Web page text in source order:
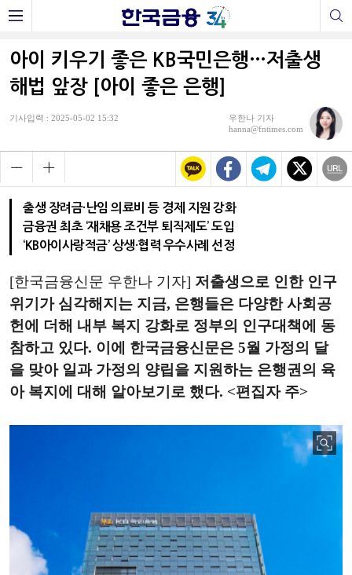
아이 키우기 좋은 KB국민은행…저출생
해법 앞장 [아이 좋은 은행]
기사입력 : 2025-05-02 15:32
우한나 기자
hanna@fntimes.com
출생 장려금·난임 의료비 등 경제 지원 강화
금융권 최초 ‘재채용 조건부 퇴직제도’ 도입
‘KB아이사랑적금’ 상생·협력 우수사례 선정
[한국금융신문 우한나 기자] 저출생으로 인한 인구
위기가 심각해지는 지금, 은행들은 다양한 사회공
헌에 더해 내부 복지 강화로 정부의 인구대책에 동
참하고 있다. 이에 한국금융신문은 5월 가정의 달
을 맞아 일과 가정의 양립을 지원하는 은행권의 육
아 복지에 대해 알아보기로 했다. <편집자 주>